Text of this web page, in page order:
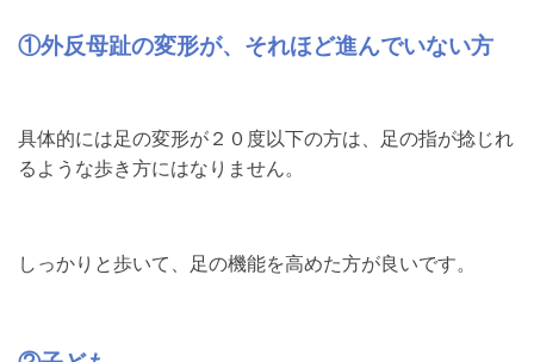
①外反母趾の変形が、それほど進んでいない方
具体的には足の変形が２０度以下の方は、足の指が捻じれ
るような歩き方にはなりません。
しっかりと歩いて、足の機能を高めた方が良いです。